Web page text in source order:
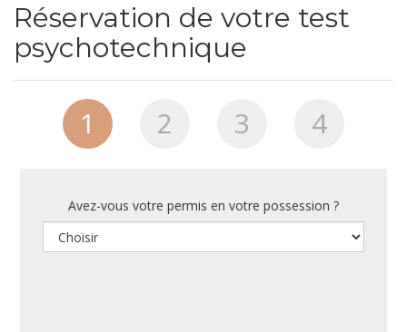
Réservation de votre test
psychotechnique
1 2 3 4
Avez-vous votre permis en votre possession ?